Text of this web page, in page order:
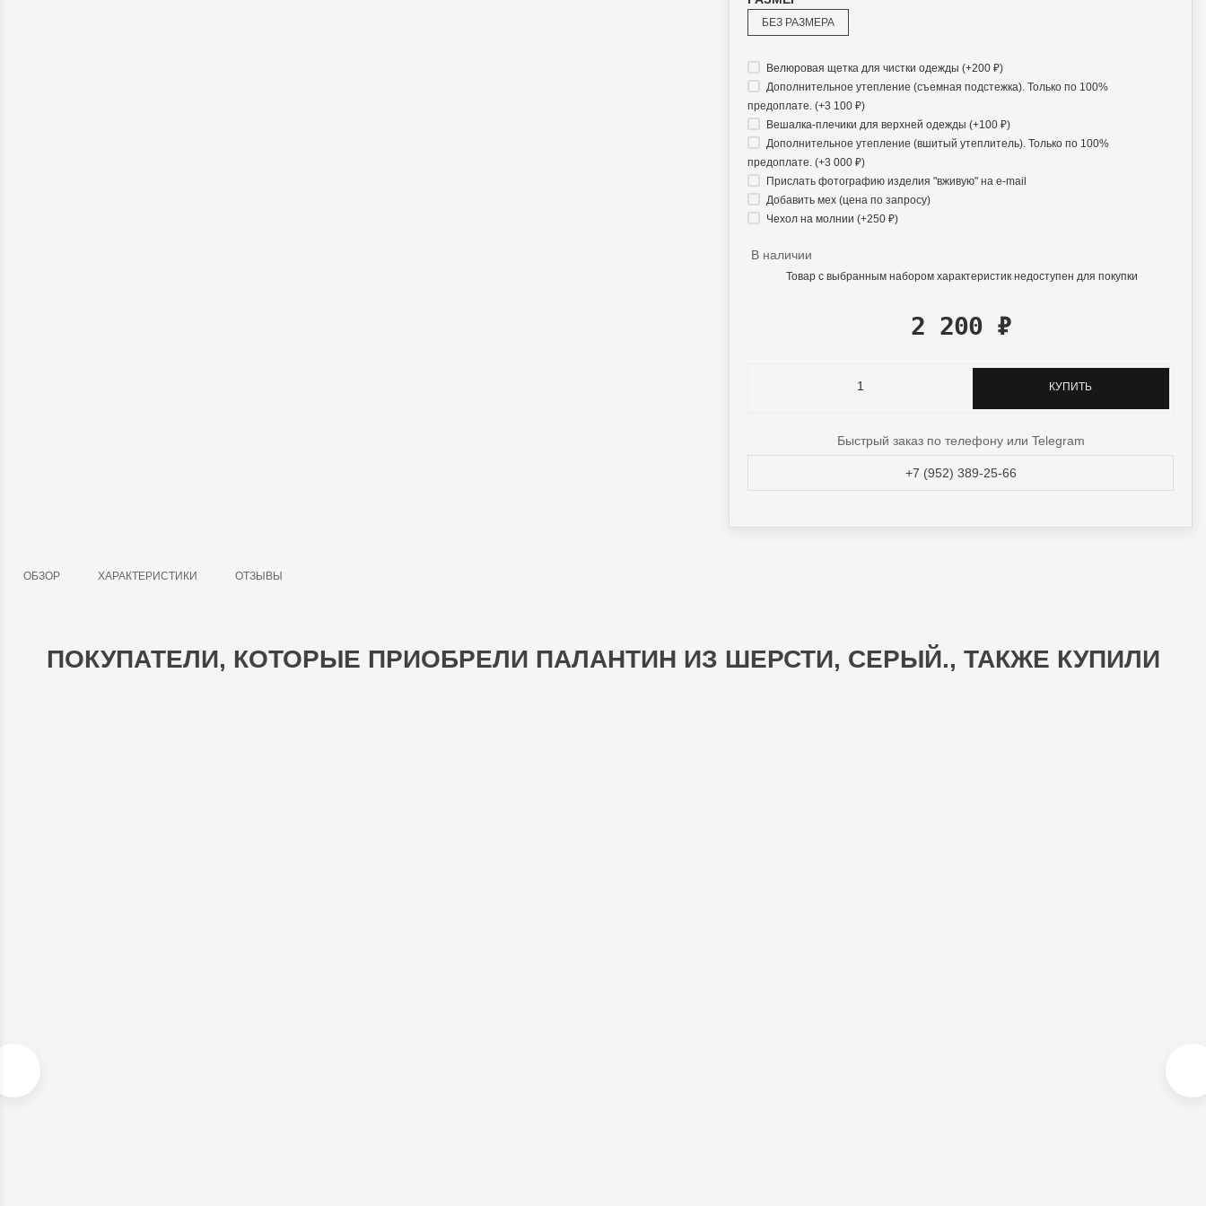
БЕЗ РАЗМЕРА
Велюровая щетка для чистки одежды (+200₽)
Дополнительное утепление (съемная подстежка). Только по 100%
предоплате. (+3 100₽)
Вешалка-плечики для верхней одежды (+100₽)
Дополнительное утепление (вшитый утеплитель). Только по 100%
предоплате. (+3 000₽)
Прислать фотографию изделия "вживую" на e-mail
Добавить мех (цена по запросу)
Чехол на молнии (+250₽)
В наличии
Товар с выбранным набором характеристик недоступен для покупки
2 200 ₽
КУПИТЬ
Быстрый заказ по телефону или Telegram
+7 (952) 389-25-66
ОБЗОР ХАРАКТЕРИСТИКИ ОТЗЫВЫ
ПОКУПАТЕЛИ, КОТОРЫЕ ПРИОБРЕЛИ ПАЛАНТИН ИЗ ШЕРСТИ, СЕРЫЙ., ТАКЖЕ КУПИЛИ